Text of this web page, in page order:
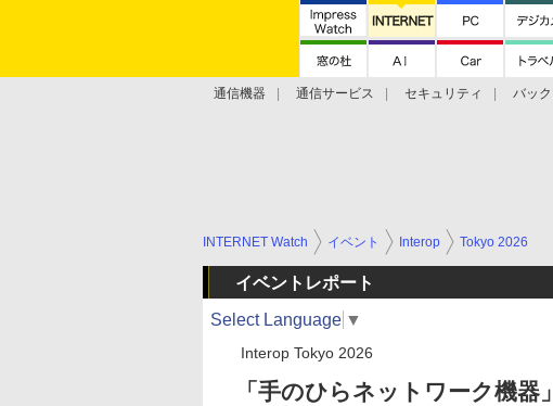
通信機器 通信サービス セキュリティ バッ
INTERNET Watch イベント Interop Tokyo 2026
イベントレポート
Select Language ▼
Interop Tokyo 2026
「手のひらネットワーク機